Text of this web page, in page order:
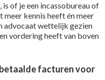
of je een incassobureau of
kennis heeft én meer
advocaat wettelijk gezien
vordering heeft van boven
facturen voor